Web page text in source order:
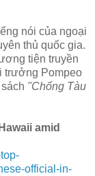
nói của ngoại
thủ quốc gia.
tiện truyền
trưởng Pompeo
"Chống Tàu
amid
official-in-